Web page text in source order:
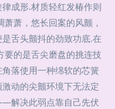
成形.材质轻红发椿作则
萧，悠长回案的风颤，
舌头颤抖的劲致功底.在
要的是舌尖磨盘的挑连技
落使用一种绵软的芯簧
动的尖颤环境下无法定
解决此弱点靠自己先伏